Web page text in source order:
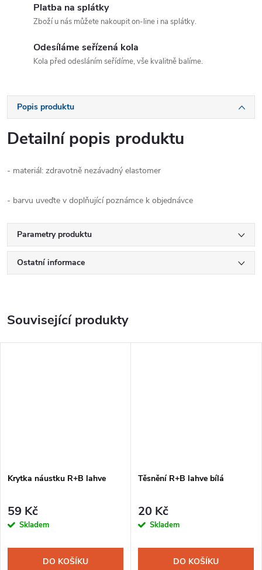
Platba na splátky
Zboží u nás můžete nakoupit on-line i na splátky.
Odesíláme seřízená kola
Kola před odesláním seřídíme, vše kvalitně balíme.
Popis produktu
Detailní popis produktu
- materiál: zdravotně nezávadný elastomer
- barvu uveďte v doplňující poznámce k objednávce
Parametry produktu
Ostatní informace
Související produkty
Krytka náustku R+B lahve
59 Kč
Skladem
DO KOŠÍKU
Těsnění R+B lahve bílá
20 Kč
Skladem
DO KOŠÍKU